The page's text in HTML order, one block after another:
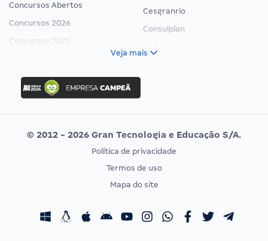
Concursos Abertos
Concursos 2026
Concursos 2025
Concurso Ibama
Concurso MPU
Editais publicados
Cesgranrio
Consulplan
Vunesp
CONCURSOS POR PROFISSÃO
Concursos Fiscais
EXAME DE ORDEM
Calendário OAB
Veja mais
© 2012 - 2026 Gran Tecnologia e Educação S/A.
Política de privacidade
Termos de uso
Mapa do site